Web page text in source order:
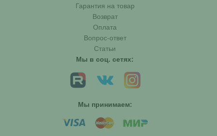
Гарантия на товар
Возврат
Оплата
Вопрос-ответ
Статьи
Мы в соц. сетях:
Мы принимаем: